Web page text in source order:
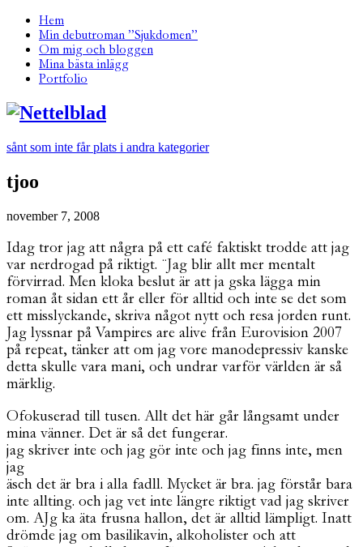
Hem
Min debutroman ”Sjukdomen”
Om mig och bloggen
Mina bästa inlägg
Portfolio
sånt som inte får plats i andra kategorier
tjoo
november 7, 2008
Idag tror jag att några på ett café faktiskt trodde att jag
var nerdrogad på riktigt. ¨Jag blir allt mer mentalt
förvirrad. Men kloka beslut är att ja gska lägga min
roman åt sidan ett år eller för alltid och inte se det som
ett misslyckande, skriva något nytt och resa jorden runt.
Jag lyssnar på Vampires are alive från Eurovision 2007
på repeat, tänker att om jag vore manodepressiv kanske
detta skulle vara mani, och undrar varför världen är så
märklig.
Ofokuserad till tusen. Allt det här går långsamt under
mina vänner. Det är så det fungerar.
jag skriver inte och jag gör inte och jag finns inte, men
jag
äsch det är bra i alla fadll. Mycket är bra. jag förstår bara
inte allting. och jag vet inte längre riktigt vad jag skriver
om. AJg ka äta frusna hallon, det är alltid lämpligt. Inatt
drömde jag om basilikavin, alkoholister och att